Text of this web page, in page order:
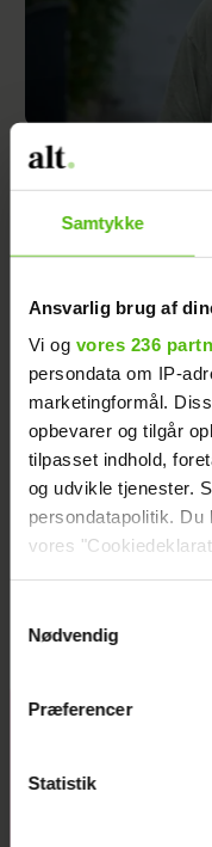
Samtykke
Ansvarlig brug af
Vi og vores 236
persondata om IP-
marketingformål.
opbevarer og tilgår
tilpasset indhold,
og udvikle tjenester.
persondatapolitik.
vores
Vi anvender egne
generere statistik og
Nødvendig
Præferencer
Statistik
TV 2-profilen
nyresvigt
Natasha Brock
Skanderborg